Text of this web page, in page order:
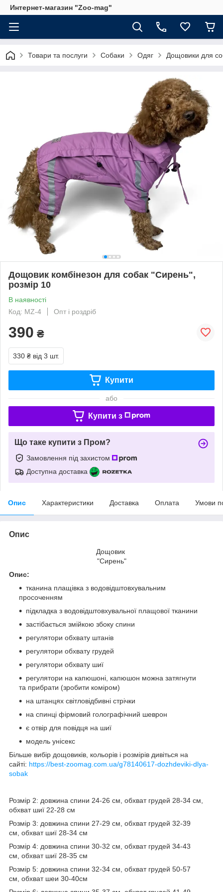
Интернет-магазин "Zoo-mag"
Товари та послуги Собаки Одяг Дощовики для
Дощовик комбінезон для собак "Сирень",
розмір 10
В наявності
Код: МZ-4
Опт і роздріб
390 ₴
330 ₴ від 3 шт.
Купити
або
Купити з
Що таке купити з Пром?
Замовлення під захистом
Доступна доставка
Опис Характеристики Доставка Оплата Умови
Опис
Дощовик
"Сирень"
Опис:
тканина плащівка з водовідштовхувальним
просоченням
підкладка з водовідштовхувальної плащової тканини
застібається змійкою збоку спини
регулятори обхвату штанів
регулятори обхвату грудей
регулятори обхвату шиї
регулятори на капюшоні, капюшон можна затягнути
та прибрати (зробити коміром)
на штанцях світловідбивні стрічки
на спинці фірмовий голографічний шеврон
є отвір для повідця на шиї
модель унісекс
Більше вибір дощовиків, кольорів і розмірів дивіться на
сайті: https://best-zoomag.com.ua/g78140617-dozhdeviki-dlya-
sobak
Розмір 2: довжина спини 24-26 см, обхват грудей 28-34 см,
обхват шиї 22-28 см
Розмір 3: довжина спини 27-29 см, обхват грудей 32-39
см, обхват шиї 28-34 см
Розмір 4: довжина спини 30-32 см, обхват грудей 34-43
см, обхват шиї 28-35 см
Розмір 5: довжина спини 32-34 см, обхват грудей 50-57
см, обхват шеи 30-40см